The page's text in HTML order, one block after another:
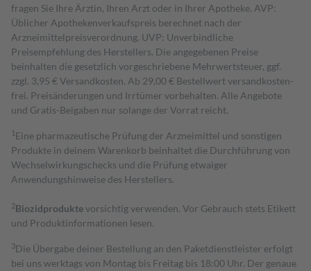
fragen Sie Ihre Ärztin, Ihren Arzt oder in Ihrer Apotheke. AVP:
Üblicher Apothekenverkaufspreis berechnet nach der
Arzneimittelpreisverordnung. UVP: Unverbindliche
Preisempfehlung des Herstellers. Die angegebenen Preise
beinhalten die gesetzlich vorgeschriebene Mehrwertsteuer, ggf.
zzgl. 3,95 € Versandkosten. Ab 29,00 € Bestell­wert versand­kosten­
frei. Preisänderungen und Irrtümer vorbehalten. Alle Angebote
und Gratis-Beigaben nur solange der Vorrat reicht.
1 Eine pharmazeutische Prüfung der Arzneimittel und sonstigen
Produkte in deinem Warenkorb beinhaltet die Durchführung von
Wechselwirkungschecks und die Prüfung etwaiger
Anwendungshinweise des Herstellers.
2Biozidproduktevorsichtig verwenden. Vor Gebrauch stets Etikett
und Produktinformationen lesen.
3Die Übergabe deiner Bestellung an den Paketdienstleister erfolgt
bei uns werktags von Montag bis Freitag bis 18:00 Uhr. Der genaue